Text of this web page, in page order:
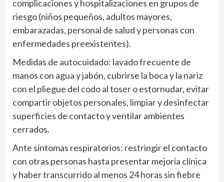
complicaciones y hospitalizaciones en grupos de
riesgo (niños pequeños, adultos mayores,
embarazadas, personal de salud y personas con
enfermedades preexistentes).
Medidas de autocuidado: lavado frecuente de
manos con agua y jabón, cubrirse la boca y la nariz
con el pliegue del codo al toser o estornudar, evitar
compartir objetos personales, limpiar y desinfectar
superficies de contacto y ventilar ambientes
cerrados.
Ante síntomas respiratorios: restringir el contacto
con otras personas hasta presentar mejoría clínica
y haber transcurrido al menos 24 horas sin fiebre